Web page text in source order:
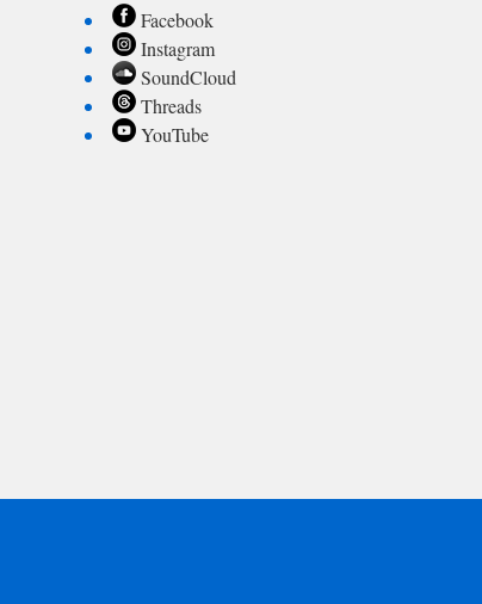
Facebook
Instagram
SoundCloud
Threads
YouTube